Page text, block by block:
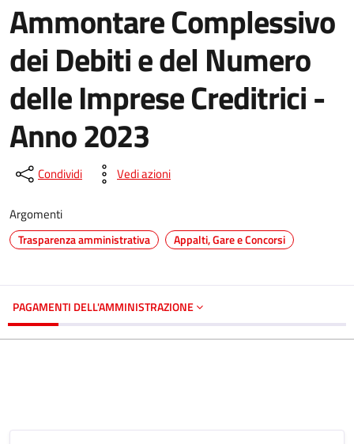
Ammontare Complessivo
dei Debiti e del Numero
delle Imprese Creditrici -
Anno 2023
Condividi Vedi azioni
Argomenti
Trasparenza amministrativa Appalti, Gare e Concorsi
PAGAMENTI DELL'AMMINISTRAZIONE